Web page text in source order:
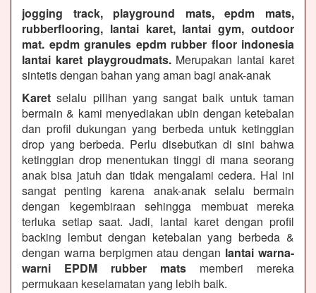
jogging track, playground mats, epdm mats,
rubberflooring, lantai karet, lantai gym, outdoor
mat. epdm granules epdm rubber floor indonesia
lantai karet playgroudmats.Merupakan lantai karet
sintetis dengan bahan yang aman bagi anak-anak
Karet selalu pilihan yang sangat baik untuk taman
bermain & kami menyediakan ubin dengan ketebalan
dan profil dukungan yang berbeda untuk ketinggian
drop yang berbeda. Perlu disebutkan di sini bahwa
ketinggian drop menentukan tinggi di mana seorang
anak bisa jatuh dan tidak mengalami cedera. Hal ini
sangat penting karena anak-anak selalu bermain
dengan kegembiraan sehingga membuat mereka
terluka setiap saat. Jadi, lantai karet dengan profil
backing lembut dengan ketebalan yang berbeda &
dengan warna berpigmen atau dengan lantai warna-
warni EPDM rubber mats memberi mereka
permukaan keselamatan yang lebih baik.